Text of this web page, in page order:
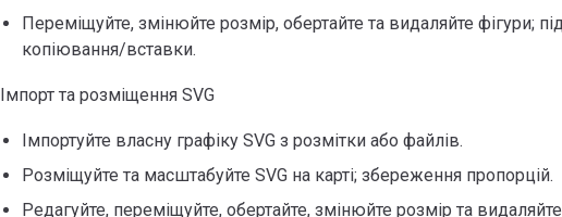
Переміщуйте, змінюйте розмір, обертайте та видаляйте фігури;
копіювання/вставки.
Імпорт та розміщення SVG
Імпортуйте власну графіку SVG з розмітки або файлів.
Розміщуйте та масштабуйте SVG на карті; збереження пропорцій.
Редагуйте, переміщуйте, обертайте, змінюйте розмір та